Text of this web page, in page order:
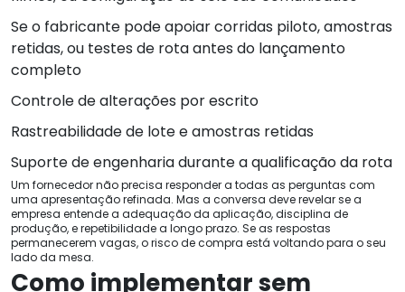
Se o fabricante pode apoiar corridas piloto, amostras
retidas, ou testes de rota antes do lançamento
completo
Controle de alterações por escrito
Rastreabilidade de lote e amostras retidas
Suporte de engenharia durante a qualificação da rota
Um fornecedor não precisa responder a todas as perguntas com
uma apresentação refinada. Mas a conversa deve revelar se a
empresa entende a adequação da aplicação, disciplina de
produção, e repetibilidade a longo prazo. Se as respostas
permanecerem vagas, o risco de compra está voltando para o seu
lado da mesa.
Como implementar sem